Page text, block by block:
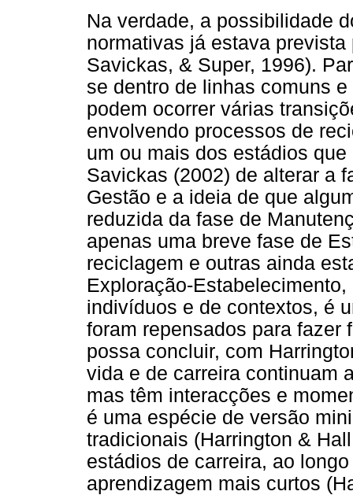
Na verdade, a possibilidade
normativas já estava
Savickas, & Super, 1996).
se dentro de linhas comuns
podem ocorrer várias
envolvendo processos de
um ou mais dos estádios
Savickas (2002) de alterar a
Gestão e a ideia de que
reduzida da fase de
apenas uma breve fase de
reciclagem e outras ainda
Exploração-
indivíduos e de contextos, é
foram repensados para fazer
possa concluir, com
vida e de carreira continuam
mas têm interacções e
é uma espécie de versão
tradicionais (Harrington &
estádios de carreira, ao
aprendizagem mais curtos